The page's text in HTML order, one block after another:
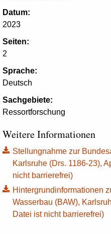
Datum:
2023
Seiten:
2
Sprache:
Deutsch
Sachgebiete:
Ressortforschung
Weitere Informationen
Stellungnahme zur
Karlsruhe (Drs. 1186-23),
nicht barrierefrei)
Hintergrundinformationen
Wasserbau (BAW),
Datei ist nicht barrierefrei)